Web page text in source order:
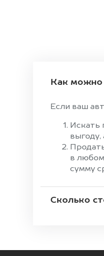
Как можно
Если ваш
Искать
выгоду,
в
сумму
Сколько